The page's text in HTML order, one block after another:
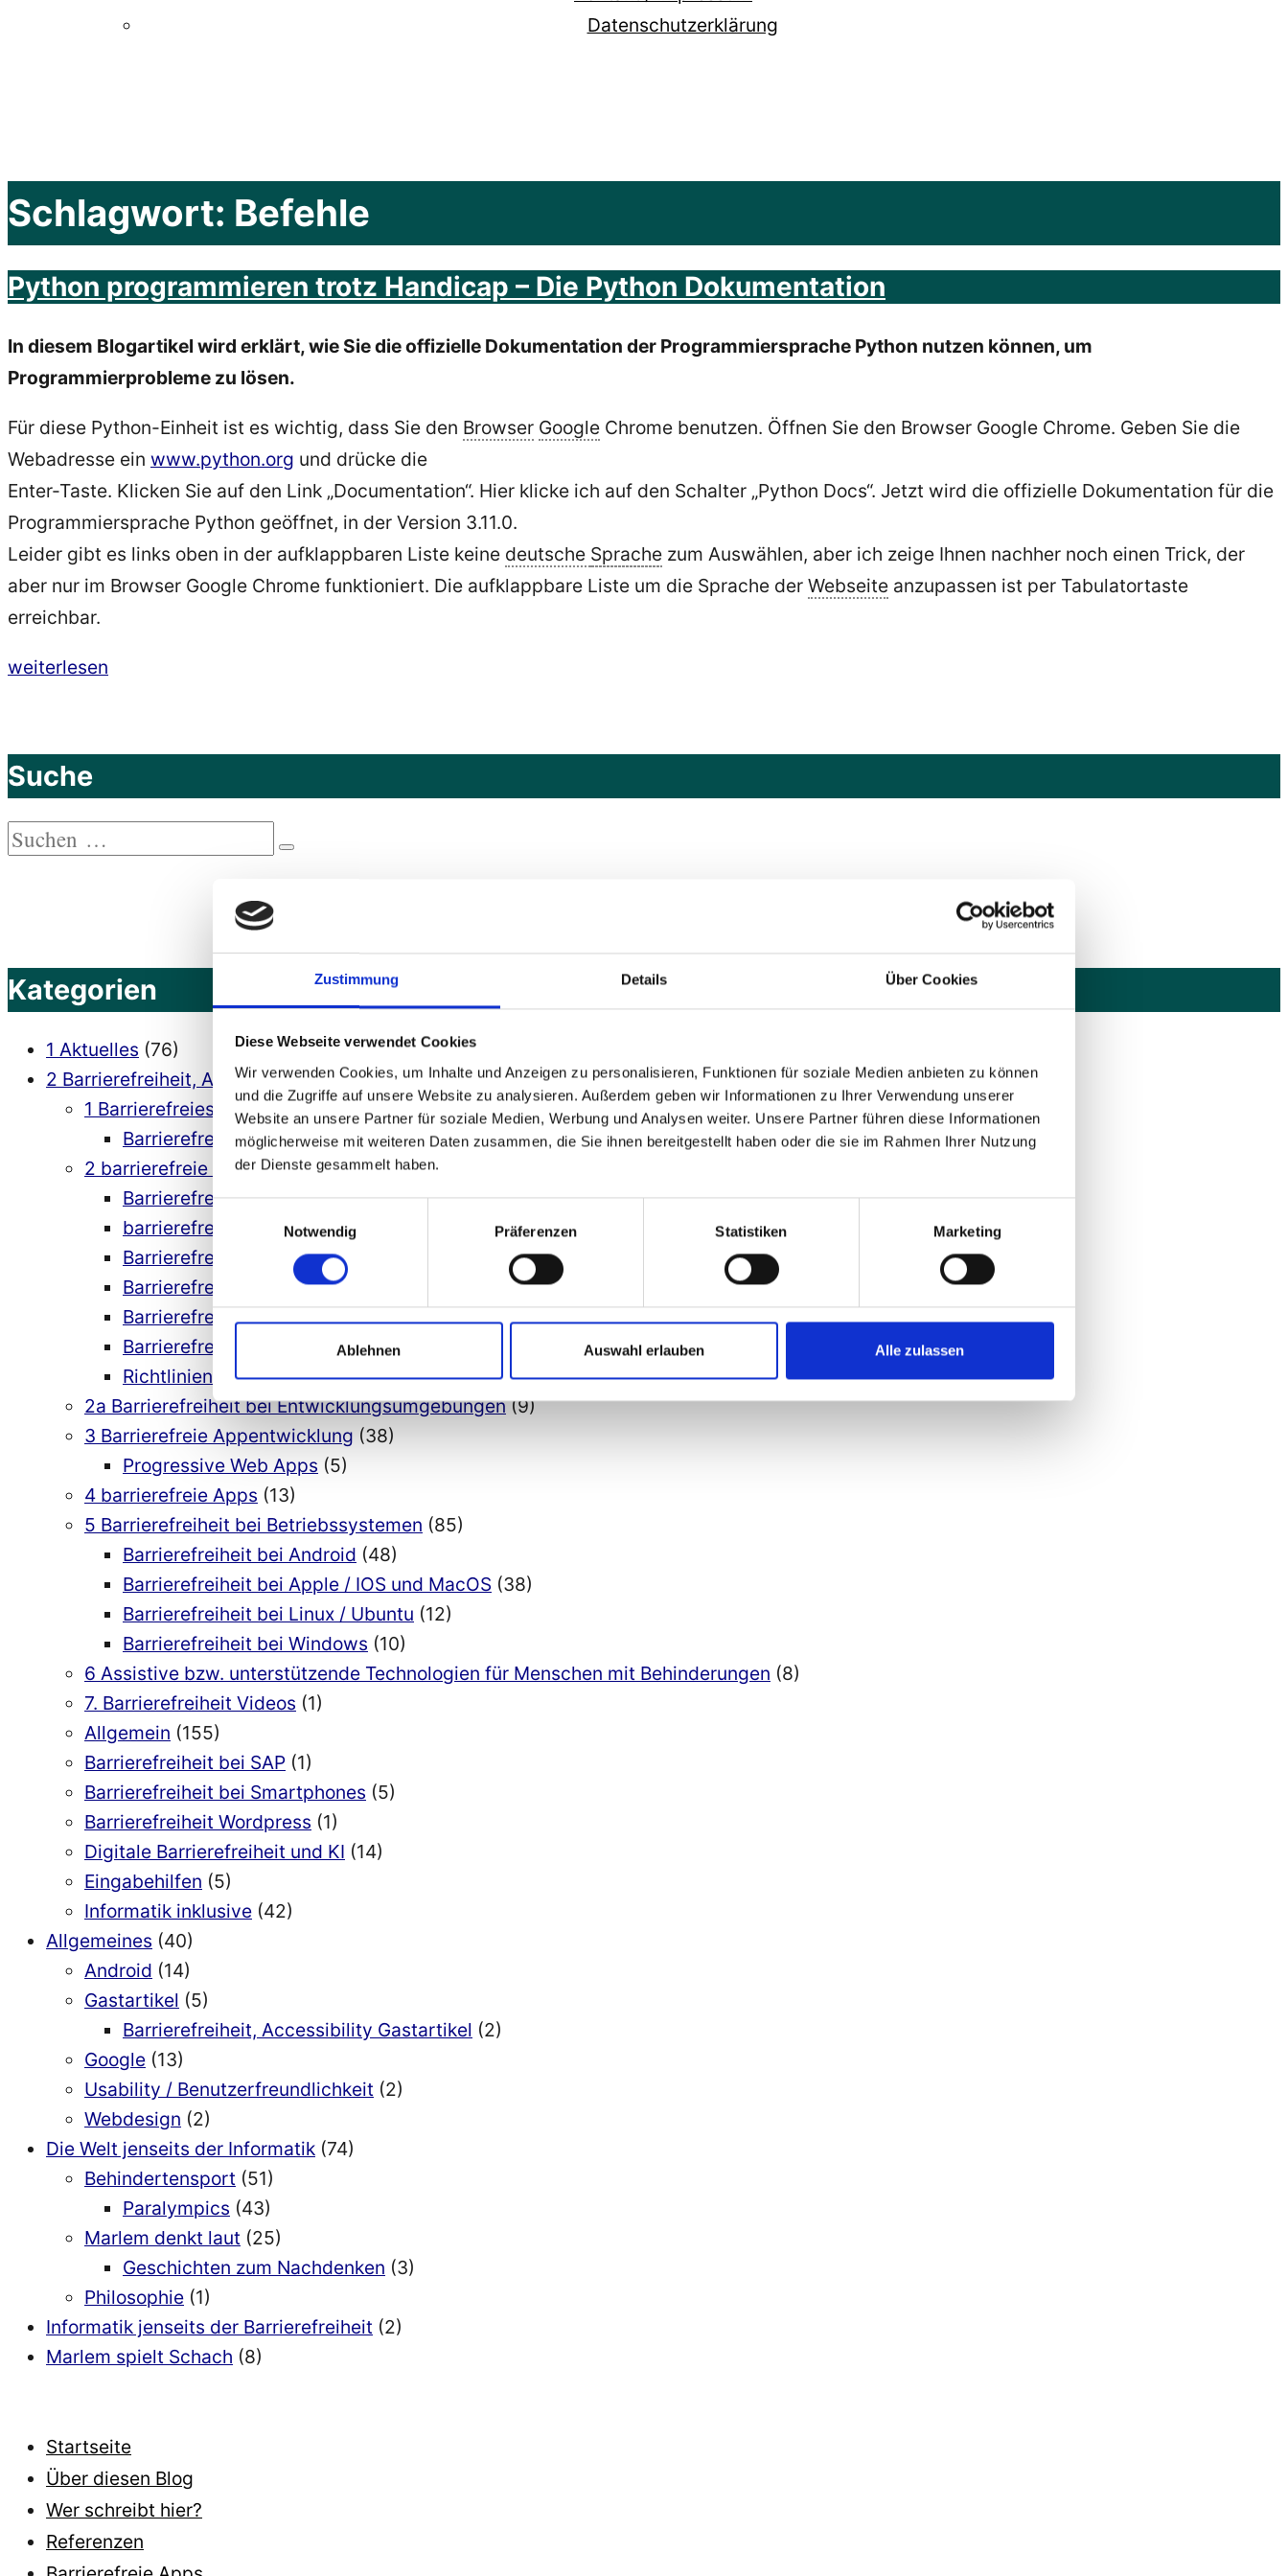
Zustimmung Details Über Cookies
Diese Webseite verwendet Cookies
Wir verwenden Cookies, um Inhalte und Anzeigen zu personalisieren, Funktionen für soziale Medien anbieten zu können
und die Zugriffe auf unsere Website zu analysieren. Außerdem geben wir Informationen zu Ihrer Verwendung unserer
Website an unsere Partner für soziale Medien, Werbung und Analysen weiter. Unsere Partner führen diese Informationen
möglicherweise mit weiteren Daten zusammen, die Sie ihnen bereitgestellt haben oder die sie im Rahmen Ihrer Nutzung
der Dienste gesammelt haben.
Einwilligungsauswahl
Notwendig
Präferenzen Statistiken Marketing
Ablehnen Auswahl erlauben Alle zulassen
Datenschutzerklärung
Schlagwort: Befehle
Python programmieren trotz Handicap – Die Python Dokumentation
In diesem Blogartikel wird erklärt, wie Sie die offizielle Dokumentation der Programmiersprache Python nutzen können, um
Programmierprobleme zu lösen.
Für diese Python-Einheit ist es wichtig, dass Sie den Browser Google Chrome benutzen. Öffnen Sie den Browser Google Chrome. Geben Sie die
Webadresse ein www.python.org und drücke die
Enter-Taste. Klicken Sie auf den Link „Documentation“. Hier klicke ich auf den Schalter „Python Docs“. Jetzt wird die offizielle Dokumentation für die
Programmiersprache Python geöffnet, in der Version 3.11.0.
Leider gibt es links oben in der aufklappbaren Liste keine deutsche Sprache zum Auswählen, aber ich zeige Ihnen nachher noch einen Trick, der
aber nur im Browser Google Chrome funktioniert. Die aufklappbare Liste um die Sprache der Webseite anzupassen ist per Tabulatortaste
erreichbar.
„Python
Handicap
–
Die
Python
weiterlesen
Suche
Suchen
Kategorien
1 Aktuelles (76)
2 Barrierefreiheit, Accessibility(564)
1 Barrierefreies Webdesign(77)
Barrierefreies Webdesign – Richtlinien(12)
2 barrierefreie Softwareentwicklung(95)
Barrierefreie Software(10)
barrierefreie Softwareentwicklung für die Cloud(1)
Barrierefreiheit bei Computerspielen
Barrierefreiheit mit Java(23)
Barrierefreiheit mit Microsoft .net / C#(15)
Barrierefreiheit mit Python(8)
Richtlinien barrierefreie Software-Entwicklung(6)
2a Barrierefreiheit bei Entwicklungsumgebungen(9)
3 Barrierefreie Appentwicklung (38)
Progressive Web Apps (5)
4 barrierefreie Apps (13)
5 Barrierefreiheit bei Betriebssystemen (85)
Barrierefreiheit bei Android (48)
Barrierefreiheit bei Apple / IOS und MacOS (38)
Barrierefreiheit bei Linux / Ubuntu (12)
Barrierefreiheit bei Windows (10)
6 Assistive bzw. unterstützende Technologien für Menschen mit Behinderungen (8)
7. Barrierefreiheit Videos (1)
Allgemein (155)
Barrierefreiheit bei SAP (1)
Barrierefreiheit bei Smartphones (5)
Barrierefreiheit Wordpress (1)
Digitale Barrierefreiheit und KI (14)
Eingabehilfen (5)
Informatik inklusive (42)
Allgemeines (40)
Android (14)
Gastartikel (5)
Barrierefreiheit, Accessibility Gastartikel (2)
Google (13)
Usability / Benutzerfreundlichkeit (2)
Webdesign (2)
Die Welt jenseits der Informatik (74)
Behindertensport (51)
Paralympics (43)
Marlem denkt laut (25)
Geschichten zum Nachdenken (3)
Philosophie (1)
Informatik jenseits der Barrierefreiheit (2)
Marlem spielt Schach (8)
Startseite
Über diesen Blog
Wer schreibt hier?
Referenzen